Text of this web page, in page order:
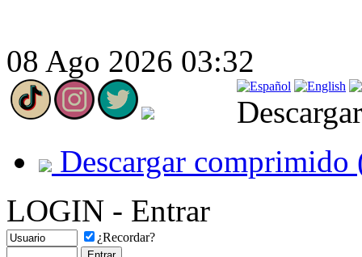
08 Ago 2026 03:32
Descargar comprimido
LOGIN - Entrar
¿Recordar?